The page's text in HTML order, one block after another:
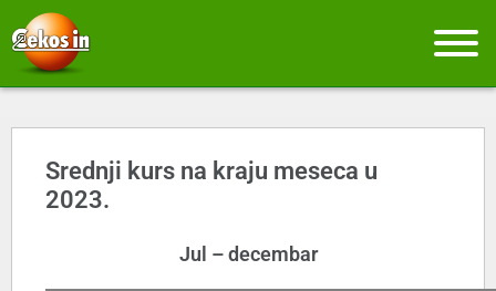
Srednji kurs na kraju meseca u
2023.
Jul – decembar